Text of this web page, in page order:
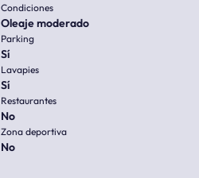
Condiciones
Oleaje moderado
Parking
Sí
Lavapies
Sí
Restaurantes
No
Zona deportiva
No